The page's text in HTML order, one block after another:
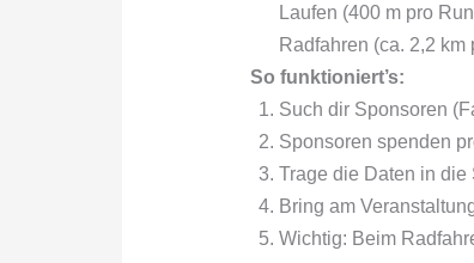
Laufen (400 m pro
Radfahren (ca. 2,2
So funktioniert’s:
Such dir Sponsoren
Sponsoren spenden
Trage die Daten in die
Bring am
Wichtig: Beim